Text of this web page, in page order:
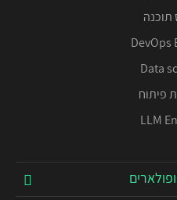
DevOps
Data
פיתוח
LLM